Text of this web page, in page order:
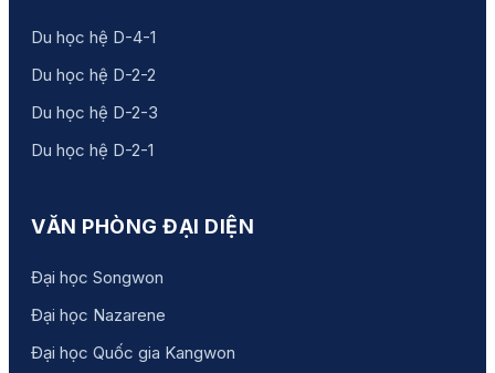
Du học hệ D-4-1
Du học hệ D-2-2
Du học hệ D-2-3
Du học hệ D-2-1
VĂN PHÒNG ĐẠI DIỆN
Đại học Songwon
Đại học Nazarene
Đại học Quốc gia Kangwon